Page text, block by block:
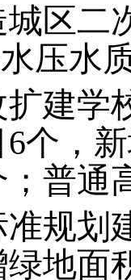
城区
压水
扩建
个，
；普通
准规
地面